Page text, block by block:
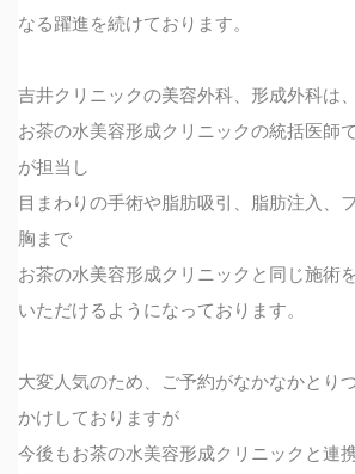
なる躍進を続けております。
吉井クリニックの美容外科、形成外科は、
お茶の水美容形成クリニックの統括医師
が担当し
目まわりの手術や脂肪吸引、脂肪注入、
胸まで
お茶の水美容形成クリニックと同じ施術
いただけるようになっております。
大変人気のため、ご予約がなかなかとり
かけしておりますが
今後もお茶の水美容形成クリニックと連